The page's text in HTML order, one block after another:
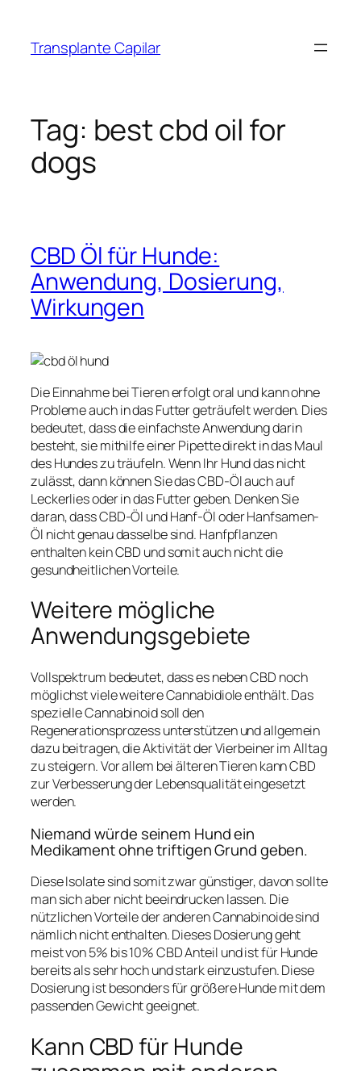
Transplante Capilar
Tag: best cbd oil for
dogs
CBD Öl für Hunde:
Anwendung, Dosierung,
Wirkungen
Die Einnahme bei Tieren erfolgt oral und kann ohne
Probleme auch in das Futter geträufelt werden. Dies
bedeutet, dass die einfachste Anwendung darin
besteht, sie mithilfe einer Pipette direkt in das Maul
des Hundes zu träufeln. Wenn Ihr Hund das nicht
zulässt, dann können Sie das CBD-Öl auch auf
Leckerlies oder in das Futter geben. Denken Sie
daran, dass CBD-Öl und Hanf-Öl oder Hanfsamen-
Öl nicht genau dasselbe sind. Hanfpflanzen
enthalten kein CBD und somit auch nicht die
gesundheitlichen Vorteile.
Weitere mögliche
Anwendungsgebiete
Vollspektrum bedeutet, dass es neben CBD noch
möglichst viele weitere Cannabidiole enthält. Das
spezielle Cannabinoid soll den
Regenerationsprozess unterstützen und allgemein
dazu beitragen, die Aktivität der Vierbeiner im Alltag
zu steigern. Vor allem bei älteren Tieren kann CBD
zur Verbesserung der Lebensqualität eingesetzt
werden.
Niemand würde seinem Hund ein
Medikament ohne triftigen Grund geben.
Diese Isolate sind somit zwar günstiger, davon sollte
man sich aber nicht beeindrucken lassen. Die
nützlichen Vorteile der anderen Cannabinoide sind
nämlich nicht enthalten. Dieses Dosierung geht
meist von 5% bis 10% CBD Anteil und ist für Hunde
bereits als sehr hoch und stark einzustufen. Diese
Dosierung ist besonders für größere Hunde mit dem
passenden Gewicht geeignet.
Kann CBD für Hunde